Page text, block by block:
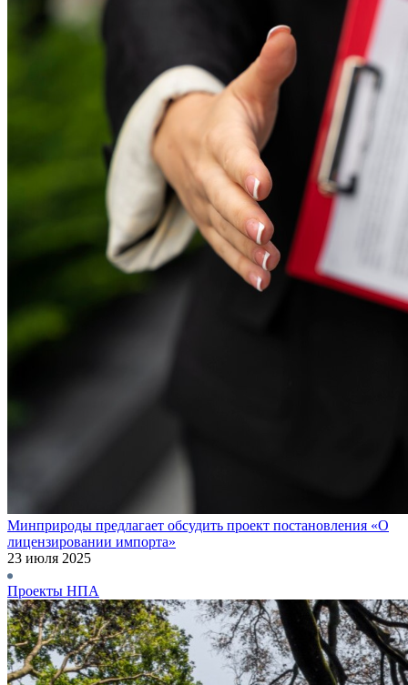
Минприроды предлагает обсудить проект постановления «О
лицензировании импорта»
23 июля 2025
Проекты НПА